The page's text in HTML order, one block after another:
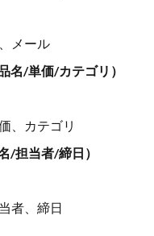
メール
名/単価/カテゴリ）
、カテゴリ
/担当者/締日）
者、締日